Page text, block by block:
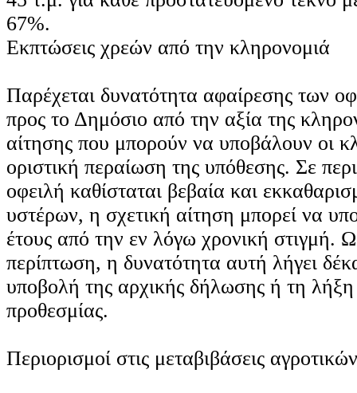
67%.
Εκπτώσεις χρεών από την κληρονομιά
Παρέχεται δυνατότητα αφαίρεσης των
προς το Δημόσιο από την αξία της
αίτησης που μπορούν να υποβάλουν οι
οριστική περαίωση της υπόθεσης. Σε
οφειλή καθίσταται βεβαία και
υστέρων, η σχετική αίτηση μπορεί να
έτους από την εν λόγω χρονική στιγμή.
περίπτωση, η δυνατότητα αυτή λήγει
υποβολή της αρχικής δήλωσης ή τη λήξη
προθεσμίας.
Περιορισμοί στις μεταβιβάσεις